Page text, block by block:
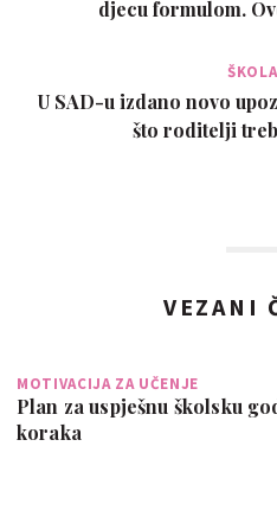
djecu formulom.
U SAD-u izdano novo
što roditelji
VEZANI
MOTIVACIJA ZA UČENJE
Plan za uspješnu školsku
koraka